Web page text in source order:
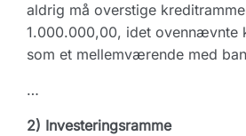
aldrig må overstige
1.000.000,00, idet ovennævnte
som et mellemværende med
…
2) Investeringsramme